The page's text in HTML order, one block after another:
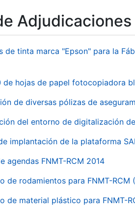
Adjudicaciones
de tinta marca "Epson" para la
de hojas de papel fotocopiadora
de diversas pólizas de
del entorno de digitalización
implantación de la plataforma
agendas FNMT-RCM 2014
de rodamientos para FNMT-RCM
de material plástico para FNMT-